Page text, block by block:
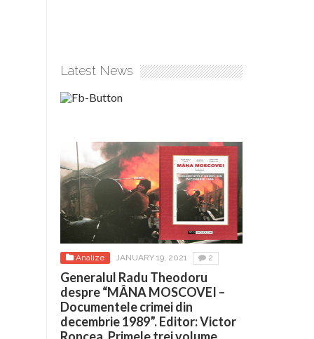
Latest News
Analize JANUARY 19, 2021 2
Generalul Radu Theodoru
despre “MÂNA MOSCOVEI –
Documentele crimei din
decembrie 1989”. Editor: Victor